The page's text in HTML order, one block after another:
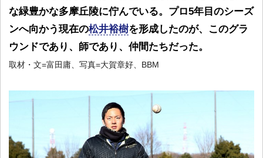
な緑豊かな多摩丘陵に佇んでいる。プロ5年目のシーズ
ンへ向かう現在の松井裕樹を形成したのが、このグラ
ウンドであり、師であり、仲間たちだった。
取材・文=富田庸、写真=大賀章好、BBM